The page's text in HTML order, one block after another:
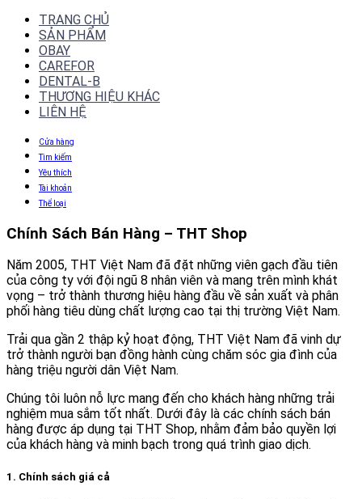
TRANG CHỦ
SẢN PHẨM
OBAY
CAREFOR
DENTAL-B
THƯƠNG HIỆU KHÁC
LIÊN HỆ
Cửa hàng
Tìm kiếm
Yêu thích
Tài khoản
Thể loại
Chính Sách Bán Hàng – THT Shop
Năm 2005, THT Việt Nam đã đặt những viên gạch đầu tiên
của công ty với đội ngũ 8 nhân viên và mang trên mình khát
vọng – trở thành thương hiệu hàng đầu về sản xuất và phân
phối hàng tiêu dùng chất lượng cao tại thị trường Việt Nam.
Trải qua gần 2 thập kỷ hoạt động, THT Việt Nam đã vinh dự
trở thành người bạn đồng hành cùng chăm sóc gia đình của
hàng triệu người dân Việt Nam.
Chúng tôi luôn nỗ lực mang đến cho khách hàng những trải
nghiệm mua sắm tốt nhất. Dưới đây là các chính sách bán
hàng được áp dụng tại THT Shop, nhằm đảm bảo quyền lợi
của khách hàng và minh bạch trong quá trình giao dịch.
1. Chính sách giá cả